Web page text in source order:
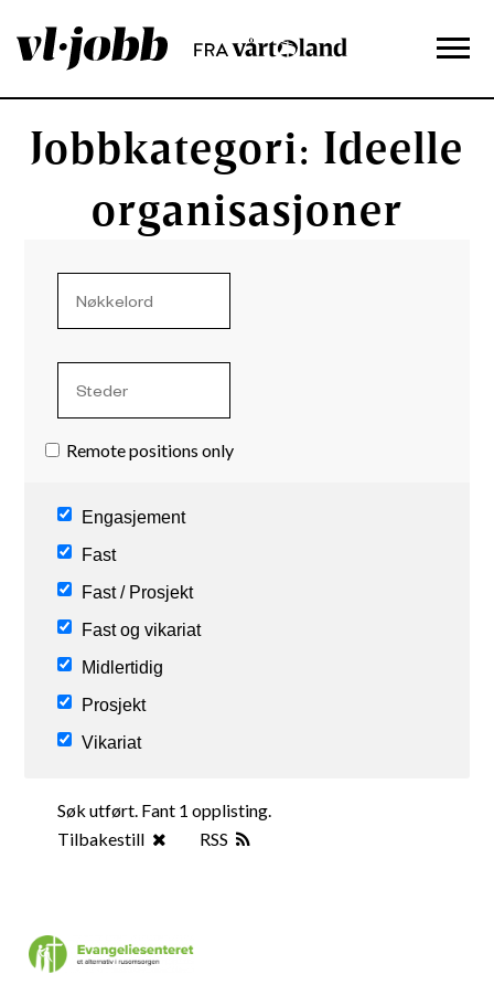
Jobbkategori: Ideelle
organisasjoner
Remote positions only
Engasjement
Fast
Fast / Prosjekt
Fast og vikariat
Midlertidig
Prosjekt
Vikariat
Søk utført. Fant 1 opplisting.
Tilbakestill
RSS